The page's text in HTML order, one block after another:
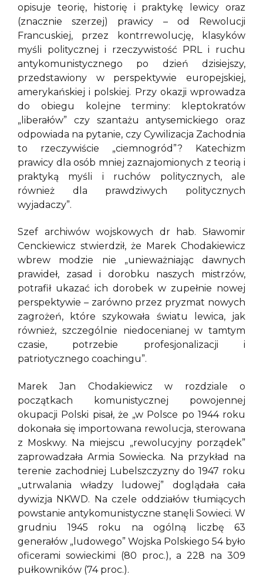
opisuje teorię, historię i praktykę lewicy oraz
(znacznie szerzej) prawicy – od Rewolucji
Francuskiej, przez kontrrewolucję, klasyków
myśli politycznej i rzeczywistość PRL i ruchu
antykomunistycznego po dzień dzisiejszy,
przedstawiony w perspektywie europejskiej,
amerykańskiej i polskiej. Przy okazji wprowadza
do obiegu kolejne terminy: kleptokratów
„liberałów” czy szantażu antysemickiego oraz
odpowiada na pytanie, czy Cywilizacja Zachodnia
to rzeczywiście „ciemnogród”? Katechizm
prawicy dla osób mniej zaznajomionych z teorią i
praktyką myśli i ruchów politycznych, ale
również dla prawdziwych politycznych
wyjadaczy”.
Szef archiwów wojskowych dr hab. Sławomir
Cenckiewicz stwierdził, że Marek Chodakiewicz
wbrew modzie nie „unieważniając dawnych
prawideł, zasad i dorobku naszych mistrzów,
potrafił ukazać ich dorobek w zupełnie nowej
perspektywie – zarówno przez pryzmat nowych
zagrożeń, które szykowała światu lewica, jak
również, szczególnie niedocenianej w tamtym
czasie, potrzebie profesjonalizacji i
patriotycznego coachingu”.
Marek Jan Chodakiewicz w rozdziale o
początkach komunistycznej powojennej
okupacji Polski pisał, że „w Polsce po 1944 roku
dokonała się importowana rewolucja, sterowana
z Moskwy. Na miejscu „rewolucyjny porządek”
zaprowadzała Armia Sowiecka. Na przykład na
terenie zachodniej Lubelszczyzny do 1947 roku
„utrwalania władzy ludowej” doglądała cała
dywizja NKWD. Na czele oddziałów tłumiących
powstanie antykomunistyczne stanęli Sowieci. W
grudniu 1945 roku na ogólną liczbę 63
generałów „ludowego” Wojska Polskiego 54 było
oficerami sowieckimi (80 proc.), a 228 na 309
pułkowników (74 proc.).